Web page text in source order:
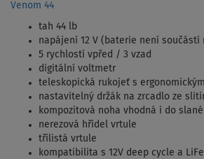
Venom 44
tah 44 lb
napájení 12 V (baterie není součástí
5 rychlostí vpřed / 3 vzad
digitální voltmetr
teleskopická rukojeť s
nastavitelný držák na zrcadlo ze
kompozitová noha vhodná i do
nerezová hřídel vrtule
třílistá vrtule
kompatibilita s 12V deep cycle a